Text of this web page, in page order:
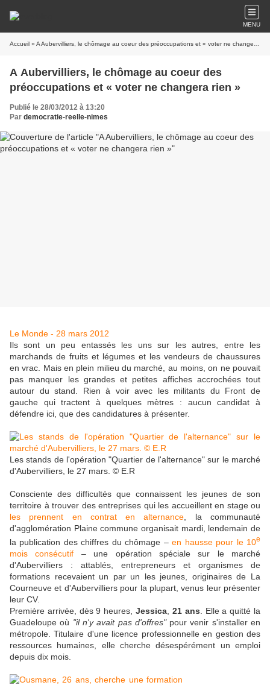
MENU
Accueil » A Aubervilliers, le chômage au coeur des préoccupations et « voter ne changera rien »
A Aubervilliers, le chômage au coeur des
préoccupations et « voter ne changera rien »
Publié le 28/03/2012 à 13:20
Par democratie-reelle-nimes
Le Monde - 28 mars 2012
Ils sont un peu entassés les uns sur les autres, entre les
marchands de fruits et légumes et les vendeurs de chaussures
en vrac. Mais en plein milieu du marché, au moins, on ne pouvait
pas manquer les grandes et petites affiches accrochées tout
autour du stand. Rien à voir avec les militants du Front de
gauche qui tractent à quelques mètres : aucun candidat à
défendre ici, que des candidatures à présenter.
Les stands de l'opération "Quartier de l'alternance" sur le marché
d'Aubervilliers, le 27 mars. © E.R
Consciente des difficultés que connaissent les jeunes de son
territoire à trouver des entreprises qui les accueillent en stage ou
les prennent en contrat en alternance , la communauté
d'agglomération Plaine commune organisait mardi, lendemain de
la publication des chiffres du chômage –en hausse pour le 10e
mois consécutif – une opération spéciale sur le marché
d'Aubervilliers : attablés, entrepreneurs et organismes de
formations recevaient un par un les jeunes, originaires de La
Courneuve et d'Aubervilliers pour la plupart, venus leur présenter
leur CV.
Première arrivée, dès 9 heures,Jessica 21 ans . Elle a quitté la
Guadeloupe où "il n'y avait pas d'offres"pour venir s'installer en
métropole. Titulaire d'une licence professionnelle en gestion des
ressources humaines, elle cherche désespérément un emploi
depuis dix mois.